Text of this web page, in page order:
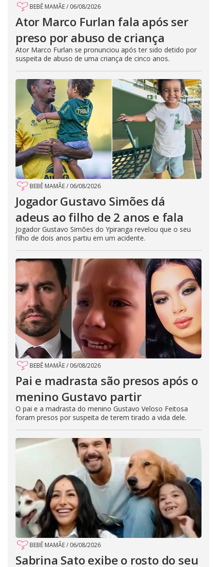
BEBÊ MAMÃE/ 06/08/2026
Ator Marco Furlan fala após ser
preso por abuso de criança
Ator Marco Furlan se pronunciou após ter sido detido por
suspeita de abuso de uma criança de cinco anos.
BEBÊ MAMÃE/ 06/08/2026
Jogador Gustavo Simões dá
adeus ao filho de 2 anos e fala
Jogador Gustavo Simões do Ypiranga revelou que o seu
filho de dois anos partiu em um acidente.
BEBÊ MAMÃE/ 06/08/2026
Pai e madrasta são presos após o
menino Gustavo partir
O pai e a madrasta do menino Gustavo Veloso Feitosa
foram presos por suspeita de terem tirado a vida dele.
BEBÊ MAMÃE/ 06/08/2026
Sabrina Sato exibe o rosto do seu